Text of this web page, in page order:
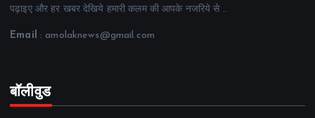
पढ़ाइए और हर खबर देखिये हमारी कलम की आपके नजरिये से ..
Email : amolaknews@gmail.com
बॉलीवुड